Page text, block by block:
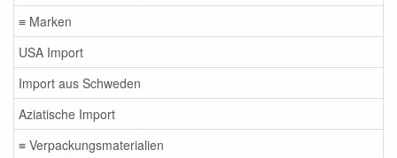
≡ Marken
USA Import
Import aus Schweden
Aziatische Import
≡ Verpackungsmaterialien